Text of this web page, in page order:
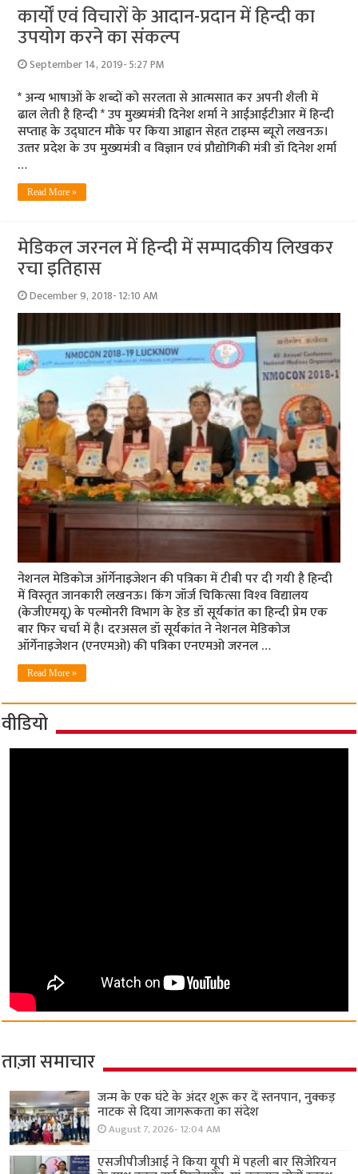
कार्यों एवं विचारों के आदान-प्रदान में हिन्‍दी का
उपयोग करने का संकल्‍प
September 14, 2019- 5:27 PM
* अन्‍य भाषाओं के शब्‍दों को सरलता से आत्‍मसात कर अपनी शैली में
ढाल लेती है हिन्‍दी * उप मुख्‍यमंत्री दिनेश शर्मा ने आईआईटीआर में हिन्‍दी
सप्‍ताह के उद्घाटन मौके पर किया आह्वान सेहत टाइम्‍स ब्‍यूरो लखनऊ।
उत्‍तर प्रदेश के उप मुख्‍यमंत्री व विज्ञान एवं प्रौद्योगिकी मंत्री डॉ दिनेश शर्मा
…
Read More »
मेडिकल जरनल में हिन्‍दी में सम्‍पादकीय लिखकर
रचा इतिहास
December 9, 2018- 12:10 AM
नेशनल मेडिकोज ऑर्गेनाइजेशन की पत्रिका में टीबी पर दी गयी है हिन्‍दी
में विस्‍तृत जानकारी लखनऊ। किंग जॉर्ज चिकित्‍सा विश्‍व विद्यालय
(केजीएमयू) के पल्‍मोनरी विभाग के हेड डॉ सूर्यकांत का हिन्‍दी प्रेम एक
बार फि‍र चर्चा में है। दरअसल डॉ सूर्यकांत ने नेशनल मेडिकोज
ऑर्गेनाइजेशन (एनएमओ) की पत्रिका एनएमओ जरनल …
Read More »
वीडियो
ताज़ा समाचार
जन्म के एक घंटे के अंदर शुरू कर दें स्तनपान, नुक्कड़
नाटक से दिया जागरूकता का संदेश
August 7, 2026- 12:04 AM
एसजीपीजीआई ने किया यूपी में पहली बार सिजेरियन